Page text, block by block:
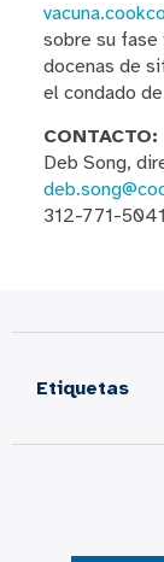
sobre su fase
docenas de
el condado
CONTACTO:
Deb Song,
312-771-5041
Etiquetas